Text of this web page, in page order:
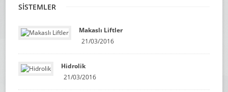
SİSTEMLER
Makaslı Liftler
21/03/2016
Hidrolik
21/03/2016